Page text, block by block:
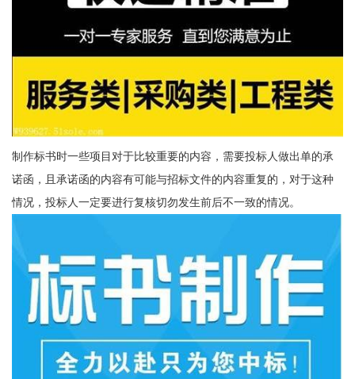
制作标书时一些项目对于比较重要的内容，需要投标人做出单的承
诺函，且承诺函的内容有可能与招标文件的内容重复的，对于这种
情况，投标人一定要进行复核切勿发生前后不一致的情况。